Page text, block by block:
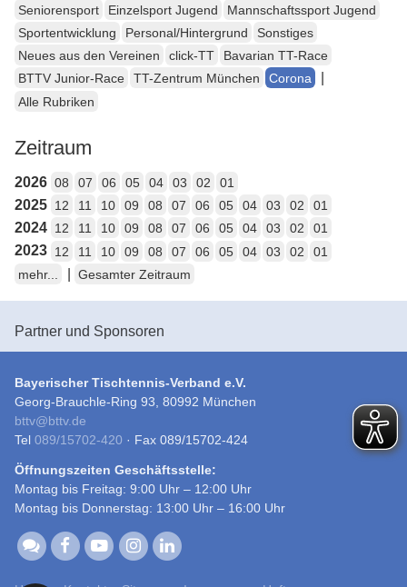
Seniorensport
Einzelsport Jugend
Mannschaftssport Jugend
Sportentwicklung
Personal/Hintergrund
Sonstiges
Neues aus den Vereinen
click-TT
Bavarian TT-Race
BTTV Junior-Race
TT-Zentrum München Corona
Alle Rubriken
Zeitraum
2026 08 07 06 05 04 03 02 01
2025 12 11 10 09 08 07 06 05 04 03 02 01
2024 12 11 10 09 08 07 06 05 04 03 02 01
2023 12 11 10 09 08 07 06 05 04 03 02
01
mehr...
Gesamter Zeitraum
Partner und Sponsoren
Bayerischer Tischtennis-Verband e.V.
Georg-Brauchle-Ring 93, 80992 München
bttv@bttv.de
Tel 089/15702-420 · Fax 089/15702-424
Öffnungszeiten Geschäftsstelle:
Montag bis Freitag: 9:00 Uhr – 12:00 Uhr
Montag bis Donnerstag: 13:00 Uhr – 16:00 Uhr